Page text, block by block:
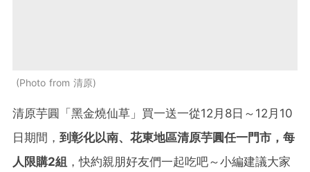
Photo from 清原
清原芋圓「黑金燒仙草」買一送一從12月8日～12月10
日 期間， 到彰化以南、花東地區清原芋圓任一門市，每
人限購2組 ，快約親朋好友們一起吃吧～小編建議大家